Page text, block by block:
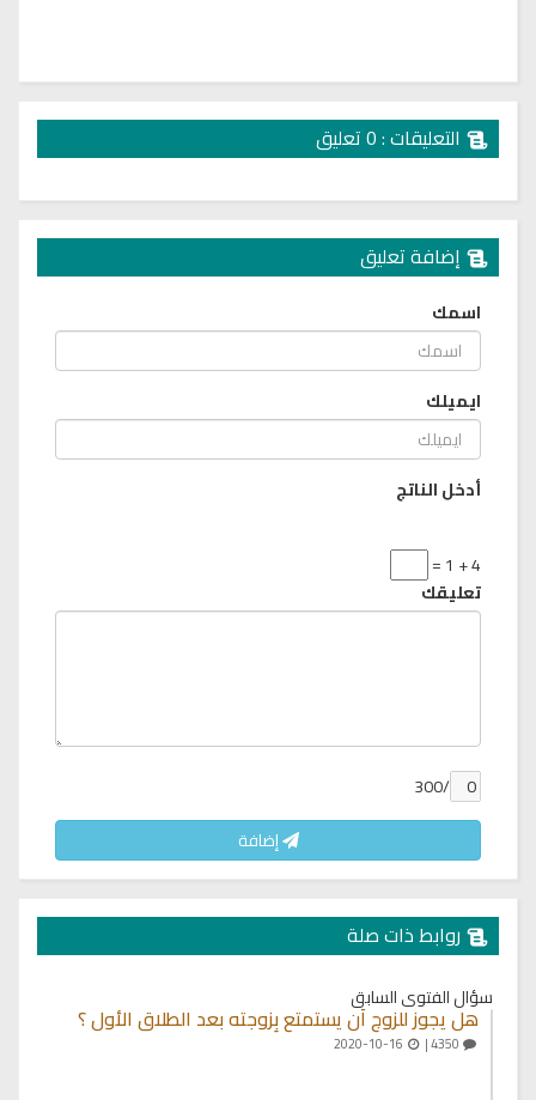
التعليقات : 0 تعليق
إضافة تعليق
اسمك
ايميلك
أدخل الناتج
4 + 1 =
تعليقك
/300
إضافة
روابط ذات صلة
سؤال الفتوى السابق
هل يجوز للزوج أن يستمتع بِزوجته بعد الطلاق الأول ؟